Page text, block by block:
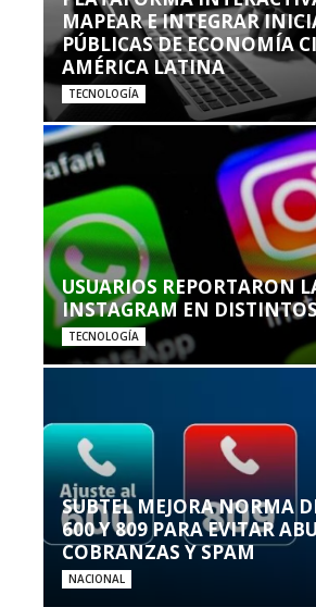
MAPEAR E INTEGRAR
PÚBLICAS DE ECONOMÍA
AMÉRICA LATINA
TECNOLOGÍA
USUARIOS REPORTARON
INSTAGRAM EN
TECNOLOGÍA
SUBTEL MEJORA NORMA
600 Y 809 PARA EVITAR
COBRANZAS Y SPAM
NACIONAL